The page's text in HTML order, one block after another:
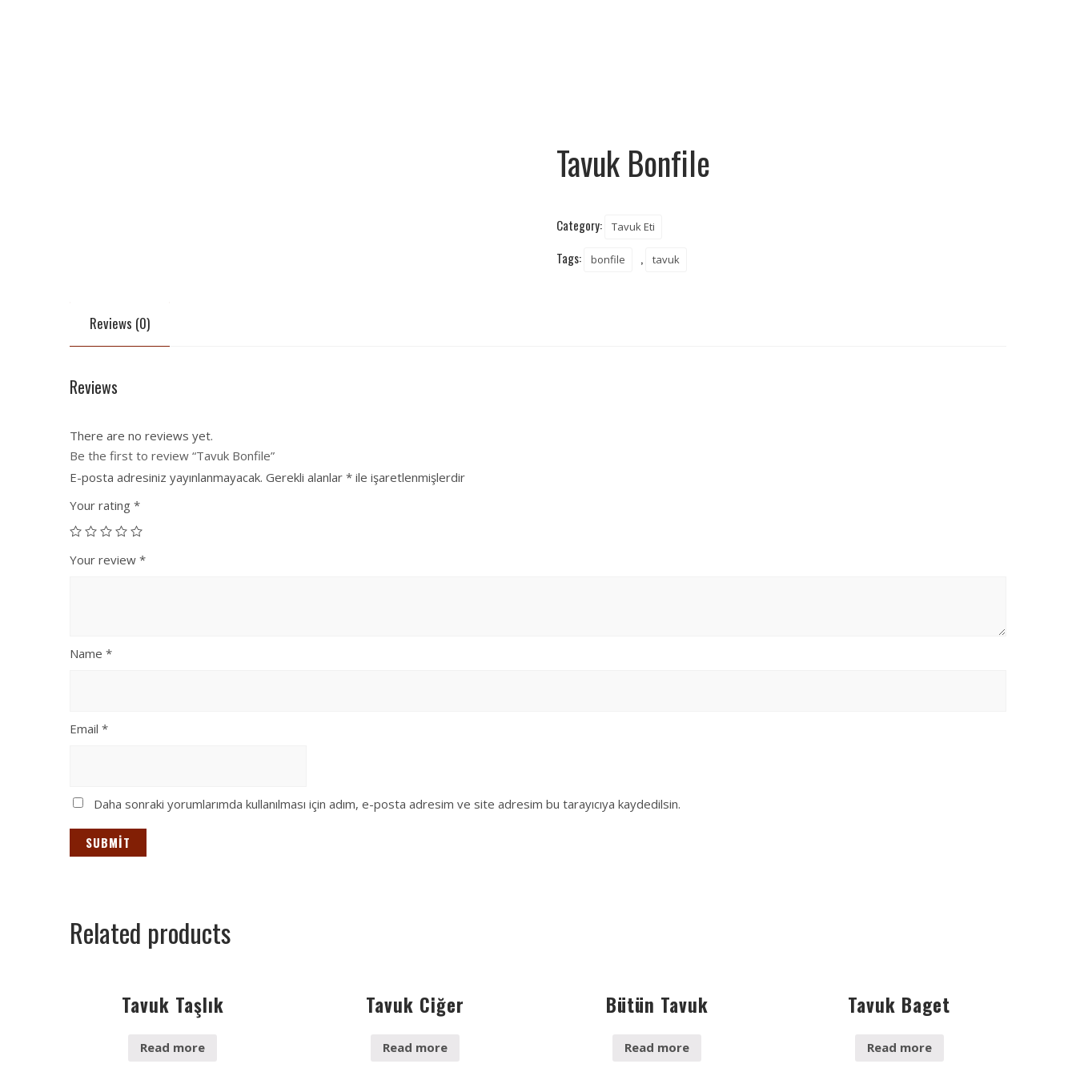
Tavuk Bonfile
Category: Tavuk Eti
Tags: bonfile , tavuk
Reviews (0)
Reviews
There are no reviews yet.
Be the first to review “Tavuk Bonfile”
E-posta adresiniz yayınlanmayacak. Gerekli alanlar * ile işaretlenmişlerdir
Your rating *
Your review *
Name *
Email *
Daha sonraki yorumlarımda kullanılması için adım, e-posta adresim ve site adresim bu tarayıcıya kaydedilsin.
Related products
Tavuk Taşlık
Read more
Tavuk Ciğer
Read more
Bütün Tavuk
Read more
Tavuk Baget
Read more